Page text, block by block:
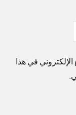
في هذا